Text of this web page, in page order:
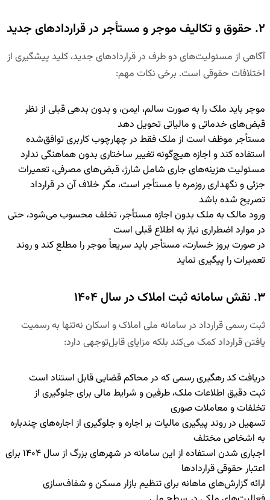
۲. حقوق و تکالیف موجر و مستأجر در قراردادهای جدید
آگاهی از مسئولیت‌های دو طرف در قراردادهای جدید، کلید پیشگیری از
اختلافات حقوقی است. برخی نکات مهم:
موجر باید ملک را به صورت سالم، ایمن، و بدون بدهی قبلی از نظر
قبض‌های خدماتی و مالیاتی تحویل دهد
مستأجر موظف است از ملک فقط در چهارچوب کاربری توافق‌شده
استفاده کند و اجازه هیچ‌گونه تغییر ساختاری بدون هماهنگی ندارد
مسئولیت هزینه‌های جاری شامل شارژ، قبض‌های مصرفی، تعمیرات
جزئی و نگهداری روزمره با مستأجر است، مگر خلاف آن در قرارداد
تصریح شده باشد
ورود مالک به ملک بدون اجازه مستأجر، تخلف محسوب می‌شود، حتی
در موارد اضطراری نیاز به اطلاع قبلی است
در صورت بروز خسارت، مستأجر باید سریعاً موجر را مطلع کند و روند
تعمیرات را پیگیری نماید
۳. نقش سامانه ثبت املاک در سال ۱۴۰۴
ثبت رسمی قرارداد در سامانه ملی املاک و اسکان نه‌تنها به رسمیت
یافتن قرارداد کمک می‌کند بلکه مزایای قابل‌توجهی دارد:
دریافت کد رهگیری رسمی که در محاکم قضایی قابل استناد است
ثبت دقیق اطلاعات ملک، طرفین و شرایط مالی برای جلوگیری از
تخلفات و معاملات صوری
تسهیل در روند پیگیری مالیات بر اجاره و جلوگیری از اجاره‌های چندباره
به اشخاص مختلف
اجباری شدن استفاده از این سامانه در شهرهای بزرگ از سال ۱۴۰۴ برای
اعتبار حقوقی قراردادها
ارائه گزارش‌های ماهانه برای تنظیم بازار مسکن و شفاف‌سازی